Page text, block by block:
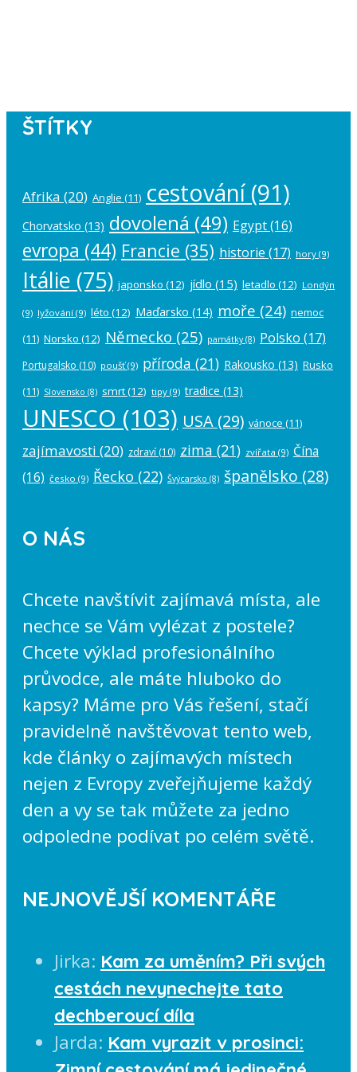
ŠTÍTKY
Afrika (20) Anglie (11) cestování(91)
Chorvatsko (13) dovolená (49) Egypt(16)
evropa (44) Francie (35) historie (17) hory (9)
Itálie (75) japonsko (12) jídlo (15) letadlo (12) Londýn
(9) lyžování (9) léto (12) Maďarsko (14) moře (24) nemoc
(11) Norsko (12) Německo (25) památky(8) Polsko (17)
Portugalsko (10) poušť(9) příroda (21) Rakousko (13) Rusko
(11) Slovensko (8) smrt(12) tipy (9) tradice (13)
UNESCO (103) USA (29) vánoce (11)
zajímavosti (20) zdraví (10) zima (21) zvířata (9) Čína
(16) česko (9) Řecko (22) Švýcarsko (8) španělsko (28)
O NÁS
Chcete navštívit zajímavá místa, ale
nechce se Vám vylézat z postele?
Chcete výklad profesionálního
průvodce, ale máte hluboko do
kapsy? Máme pro Vás řešení, stačí
pravidelně navštěvovat tento web,
kde články o zajímavých místech
nejen z Evropy zveřejňujeme každý
den a vy se tak můžete za jedno
odpoledne podívat po celém světě.
NEJNOVĚJŠÍ KOMENTÁŘE
Jirka: Kam za uměním? Při svých
cestách nevynechejte tato
dechberoucí díla
Jarda: Kam vyrazit v prosinci: